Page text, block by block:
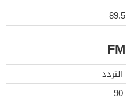
89.5
التردد
90